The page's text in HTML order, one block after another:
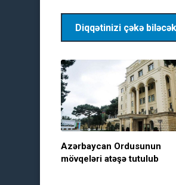
Diqqətinizi çəkə
Azərbaycan Ordusunun
mövqeləri atəşə tutulub